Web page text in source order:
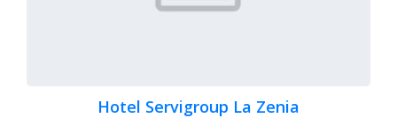
Hotel Servigroup La Zenia